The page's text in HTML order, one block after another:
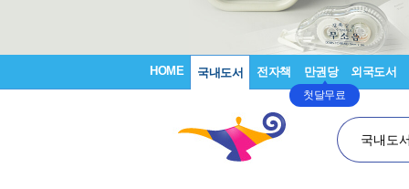
HOME 국내도서 전자책 만권당
첫달무료
외국도서
국내도